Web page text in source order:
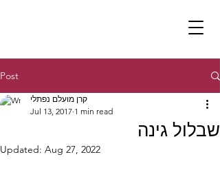
Post
שבלול גינה
קרן מועלם נפתלי
Jul 13, 2017 1 min read
Updated: Aug 27, 2022